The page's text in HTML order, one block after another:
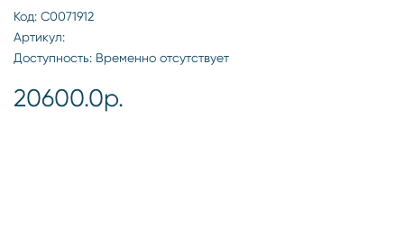
Код: С0071912
Артикул:
Доступность: Временно отсутствует
20600.0р.